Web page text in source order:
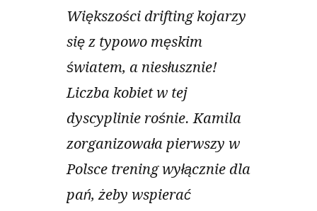
Większości drifting kojarzy
się z typowo męskim
światem, a niesłusznie!
Liczba kobiet w tej
dyscyplinie rośnie. Kamila
zorganizowała pierwszy w
Polsce trening wyłącznie dla
pań, żeby wspierać